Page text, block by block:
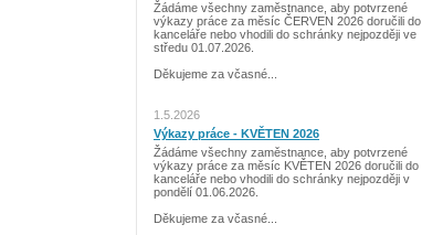
Žádáme všechny zaměstnance, aby potvrzené
výkazy práce za měsíc ČERVEN 2026 doručili do
kanceláře nebo vhodili do schránky nejpozději ve
středu 01.07.2026.
Děkujeme za včasné...
1.5.2026
Výkazy práce - KVĚTEN 2026
Žádáme všechny zaměstnance, aby potvrzené
výkazy práce za měsíc KVĚTEN 2026 doručili do
kanceláře nebo vhodili do schránky nejpozději v
pondělí 01.06.2026.
Děkujeme za včasné...